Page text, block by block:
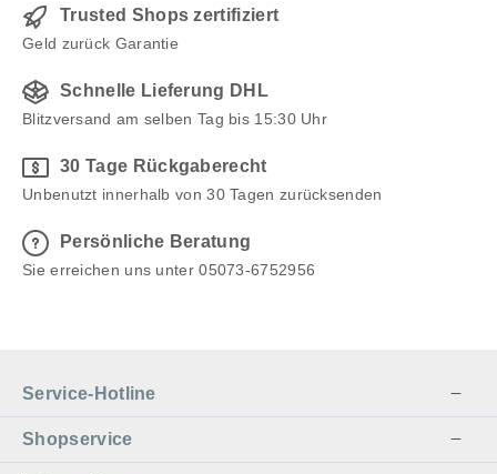
Trusted Shops zertifiziert
Geld zurück Garantie
Schnelle Lieferung DHL
Blitzversand am selben Tag bis 15:30 Uhr
30 Tage Rückgaberecht
Unbenutzt innerhalb von 30 Tagen zurücksenden
Persönliche Beratung
Sie erreichen uns unter 05073-6752956
Service-Hotline
Shopservice